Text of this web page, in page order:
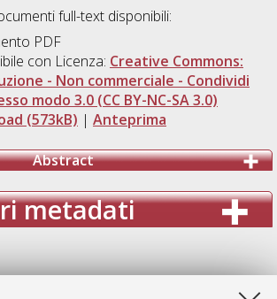
full-text disponibili:
PDF
con Licenza: Creative Commons:
- Non commerciale - Condividi
modo 3.0 (CC BY-NC-SA 3.0)
(573kB) | Anteprima
Abstract
metadati